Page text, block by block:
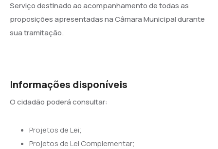
Serviço destinado ao acompanhamento de todas as
proposições apresentadas na Câmara Municipal durante
sua tramitação.
Informações disponíveis
O cidadão poderá consultar:
Projetos de Lei;
Projetos de Lei Complementar;